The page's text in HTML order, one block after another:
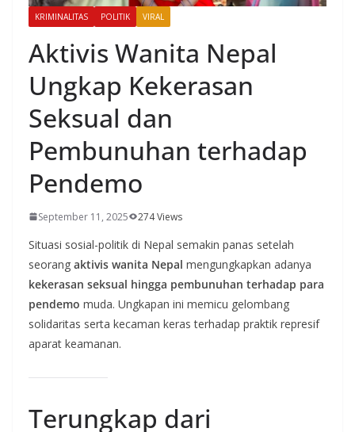
KRIMINALITAS POLITIK VIRAL
Aktivis Wanita Nepal
Ungkap Kekerasan
Seksual dan
Pembunuhan terhadap
Pendemo
September 11, 2025 274 Views
Situasi sosial-politik di Nepal semakin panas setelah
seorang aktivis wanita Nepal mengungkapkan adanya
kekerasan seksual hingga pembunuhan terhadap para
pendemo muda. Ungkapan ini memicu gelombang
solidaritas serta kecaman keras terhadap praktik represif
aparat keamanan.
Terungkap dari